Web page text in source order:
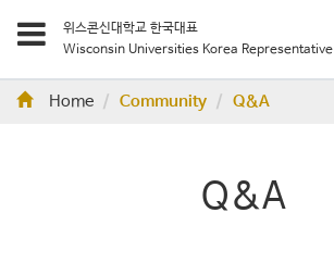
위스콘신대학교 한국대표
Wisconsin Universities Korea Representative
Home Community Q&A
Q&A